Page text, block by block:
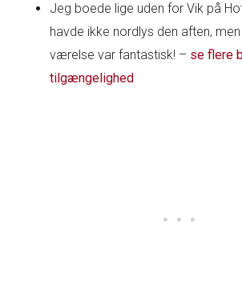
Jeg boede lige uden for Vik på
havde ikke nordlys den aften,
værelse var fantastisk! – se flere
tilgængelighed